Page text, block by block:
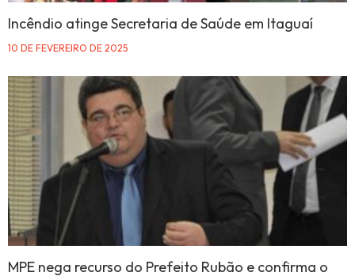
Incêndio atinge Secretaria de Saúde em Itaguaí
10 DE FEVEREIRO DE 2025
MPE nega recurso do Prefeito Rubão e confirma o